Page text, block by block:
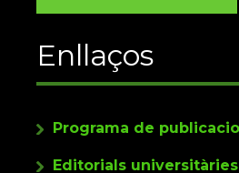
Enllaços
Programa de
Editorials